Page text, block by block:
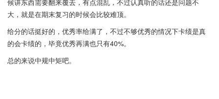
大，就是在期末复习的时候会比较难顶。
给分的话挺好的，优秀率给满了，不过不够优秀的情况下卡绩是真
的会卡绩的，毕竟优秀再满也只有40%。
总的来说中规中矩吧。